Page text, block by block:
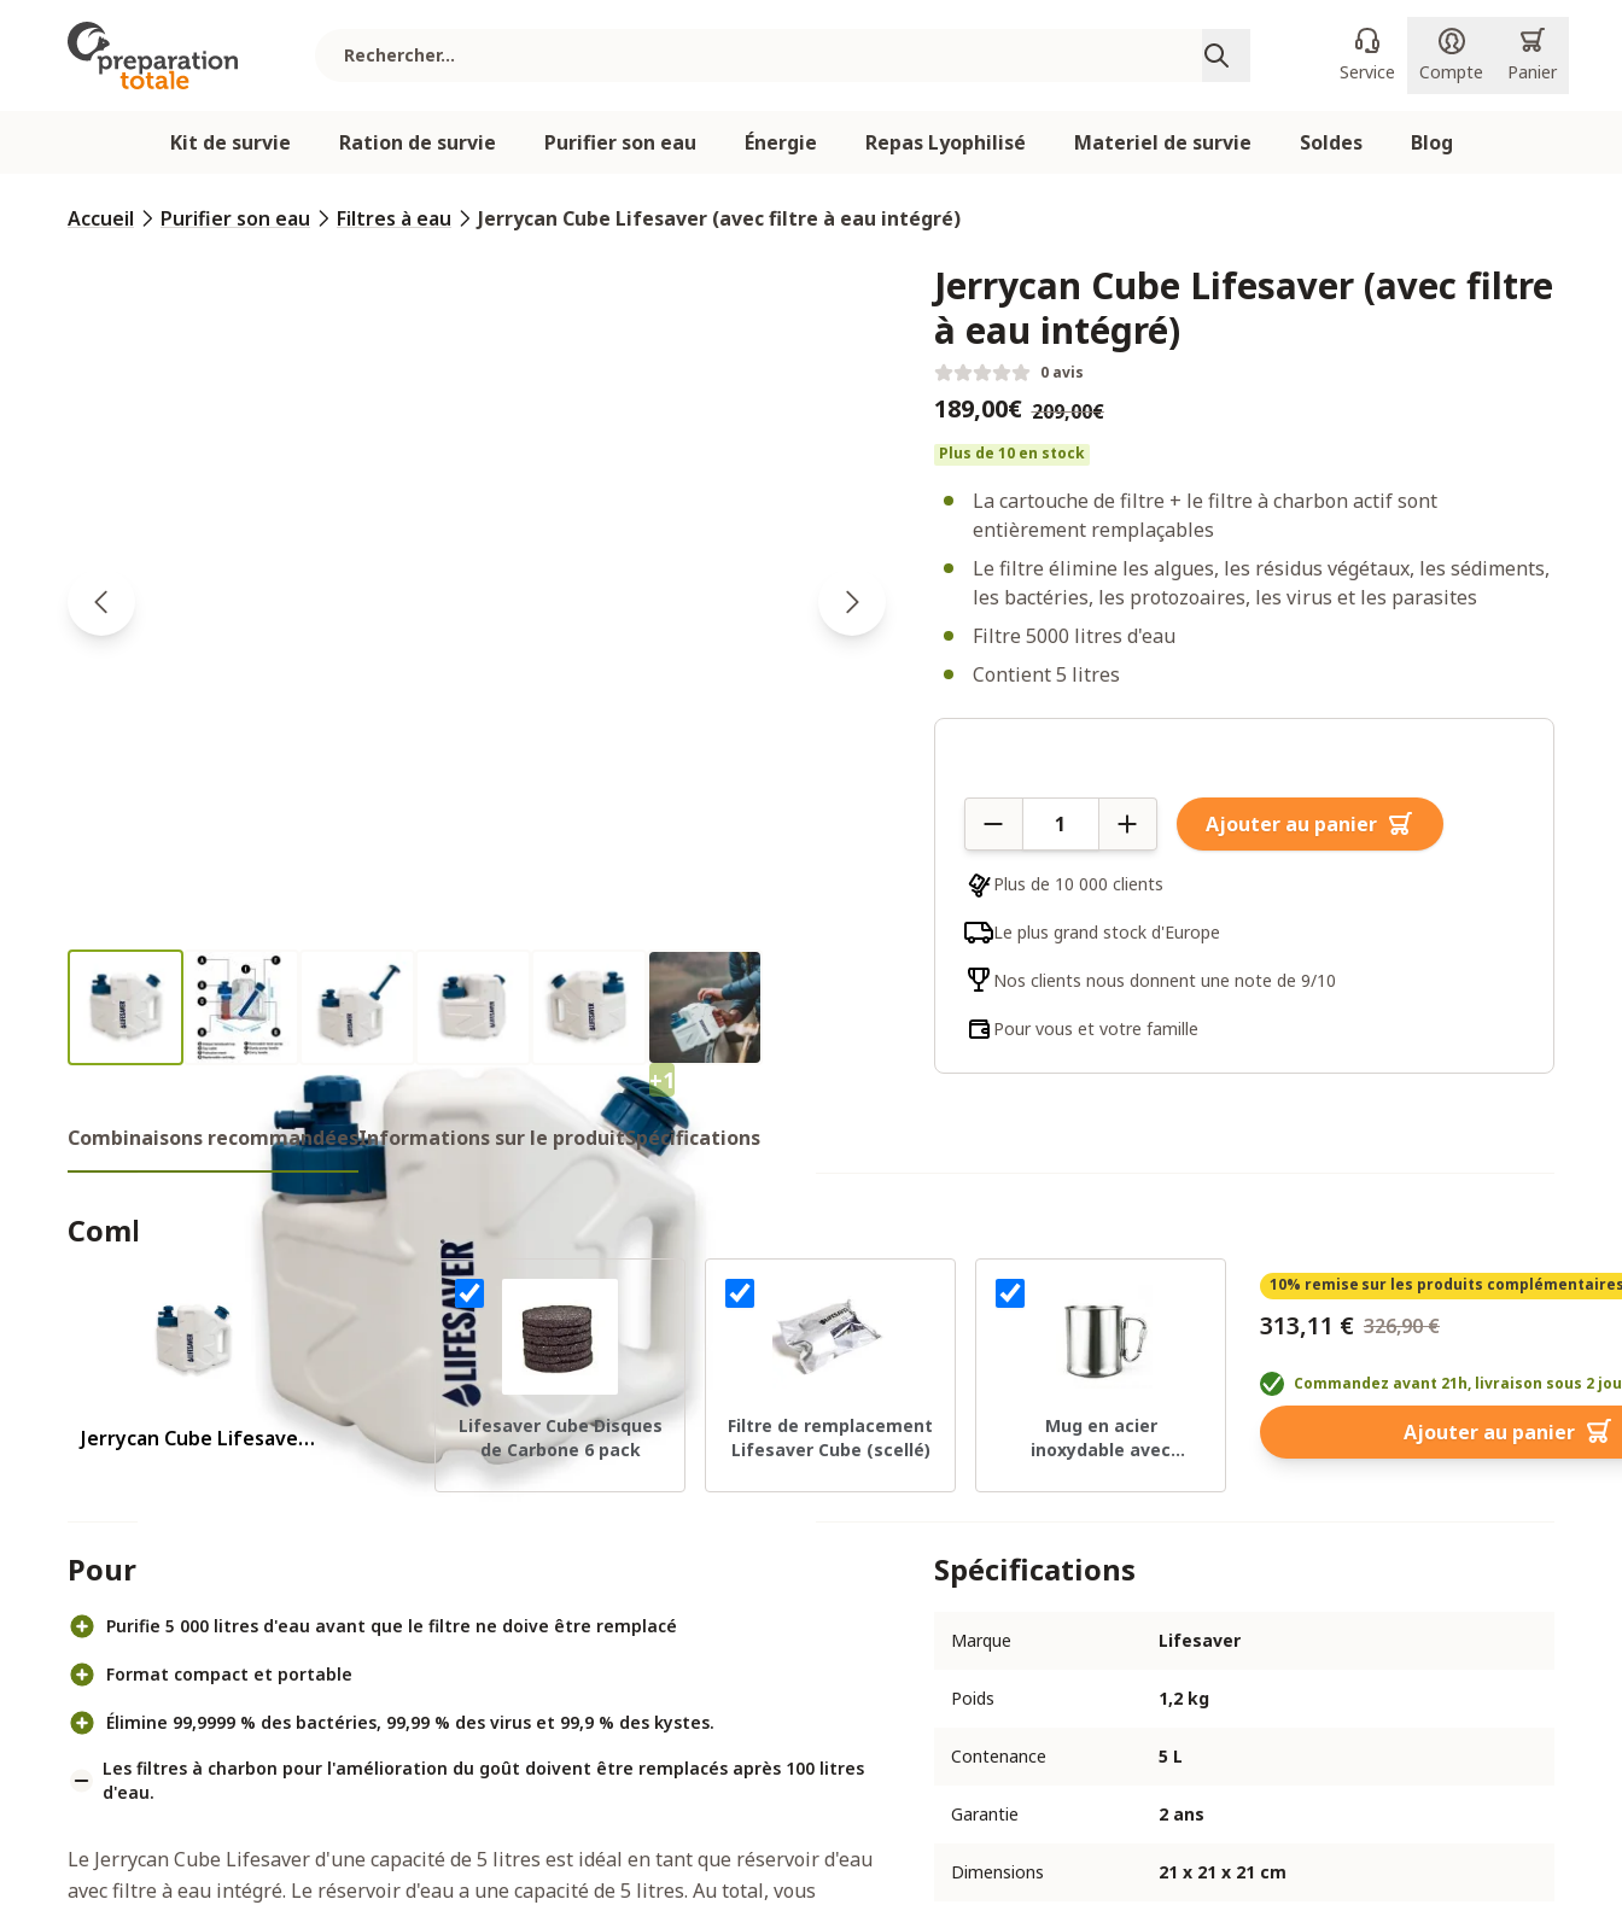
Kit de survie Ration de survie Purifier son eau Énergie Repas Lyophilisé Materiel de survie Soldes Blog
Service Compte Panier
Accueil Purifier son eau Filtres à eau Jerrycan Cube Lifesaver (avec filtre à eau intégré)
+1
Jerrycan Cube Lifesaver (avec filtre
à eau intégré)
0 avis
189,00€ 209,00€
Plus de 10 en stock
La cartouche de filtre + le filtre à charbon actif sont
entièrement remplaçables
Le filtre élimine les algues, les résidus végétaux, les sédiments,
les bactéries, les protozoaires, les virus et les parasites
Filtre 5000 litres d'eau
Contient 5 litres
Ajouter au panier
Plus de 10 000 clients
Le plus grand stock d'Europe
Nos clients nous donnent une note de 9/10
Pour vous et votre famille
Combinaisons recommandéesInformations sur le produitSpécifications
Combinaisons recommandes
Jerrycan Cube Lifesaver
Lifesaver Cube Disques
de Carbone 6 pack
Filtre de remplacement
Lifesaver Cube (scellé)
Mug en acier
inoxydable avec
10% remise sur les produits
313,11 € 326,90 €
Commandez avant 21h, livraison sous 2
Ajouter au panier
Pour et contre
Purifie 5 000 litres d'eau avant que le filtre ne doive être remplacé
Format compact et portable
Élimine 99,9999 % des bactéries, 99,99 % des virus et 99,9 % des kystes.
Les filtres à charbon pour l'amélioration du goût doivent être remplacés après 100 litres
d'eau.
Le Jerrycan Cube Lifesaver d'une capacité de 5 litres est idéal en tant que réservoir d'eau
avec filtre à eau intégré. Le réservoir d'eau a une capacité de 5 litres. Au total, vous
Spécifications
Marque Lifesaver
Poids 1,2 kg
Contenance 5 L
Garantie 2 ans
Dimensions 21 x 21 x 21 cm